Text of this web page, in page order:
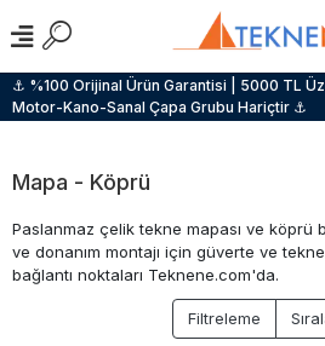
⚓ %100 Orijinal Ürün Garantisi | 5000 TL
Motor-Kano-Sanal Çapa Grubu Hariçtir ⚓
Mapa - Köprü
Paslanmaz çelik tekne mapası ve köprü
ve donanım montajı için güverte ve
bağlantı noktaları Teknene.com'da.
Filtreleme